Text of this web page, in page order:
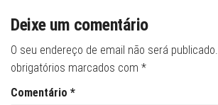
Deixe um comentário
O seu endereço de email não será publicado.
obrigatórios marcados com *
Comentário *